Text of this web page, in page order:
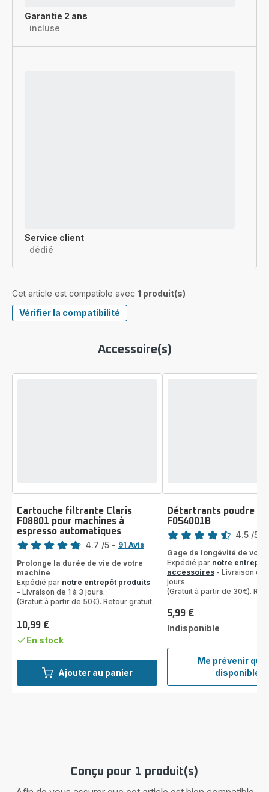
Garantie 2 ans
incluse
Service client
dédié
Cet article est compatible avec 1 produit(s)
Vérifier la compatibilité
Accessoire(s)
Ajouter au panier
Cartouche filtrante Claris
F08801 pour machines à
espresso automatiques
Note
4.7 /5 - 91 Avis
Prolonge la durée de vie de votre
machine
Expédié par notre entrepôt produits
- Livraison de 1 à 3 jours.
(Gratuit à partir de 50€). Retour gratuit.
Prix
10,99 €
En stock
Me prévenir
disponible
Détartrants poudre x2
F054001B
Note
4.5 /5
Gage de longévité de
Expédié par notre entrepôt
accessoires - Livraison de
jours.
(Gratuit à partir de 30€).
Prix
5,99 €
Indisponible
Conçu pour 1 produit(s)